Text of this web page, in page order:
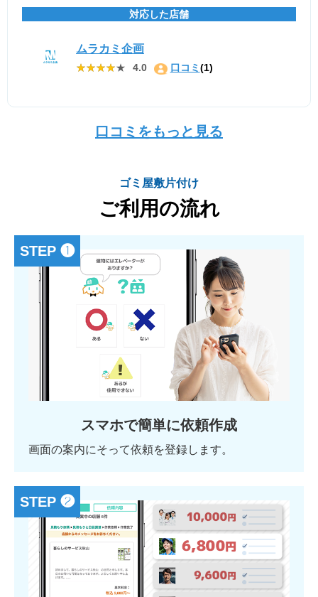
対応した店舗
ムラカミ企画
★★★★★
★★★★★ 4.0 口コミ(1)
口コミをもっと見る
ゴミ屋敷片付け
ご利用の流れ
STEP ❶
スマホで簡単に依頼作成
画面の案内にそって依頼を登録します。
STEP ❷